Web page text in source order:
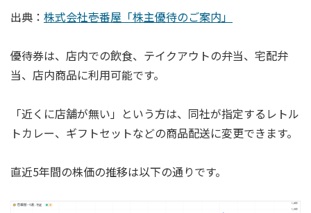
出典： 株式会社壱番屋「株主優待のご案内」
優待券は、店内での飲食、テイクアウトの弁当、宅配弁
当、店内商品に利用可能です。
「近くに店舗が無い」という方は、同社が指定するレトル
トカレー、ギフトセットなどの商品配送に変更できます。
直近5年間の株価の推移は以下の通りです。